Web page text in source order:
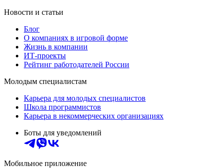
Новости и статьи
Блог
О компаниях в игровой форме
Жизнь в компании
ИТ-проекты
Рейтинг работодателей России
Молодым специалистам
Карьера для молодых специалистов
Школа программистов
Карьера в некоммерческих организациях
Боты для уведомлений
Мобильное приложение